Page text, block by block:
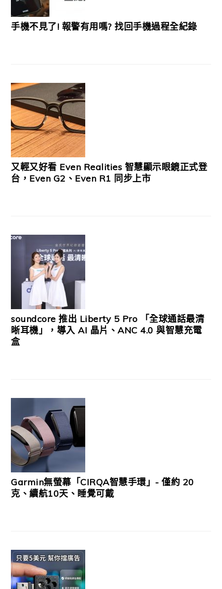
手機不見了! 報警有用嗎? 找回手機過程全紀錄
又輕又好看 Even Realities 智慧顯示眼鏡正式登
台，Even G2、Even R1 同步上市
soundcore 推出 Liberty 5 Pro 「全球通話最清
晰耳機」，導入 AI 晶片、ANC 4.0 與智慧充電
盒
Garmin無螢幕「CIRQA智慧手環」- 僅約 20
克、續航10天、睡覺可戴